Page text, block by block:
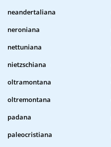
neandertaliana
neroniana
nettuniana
nietzschiana
oltramontana
oltremontana
padana
paleocristiana